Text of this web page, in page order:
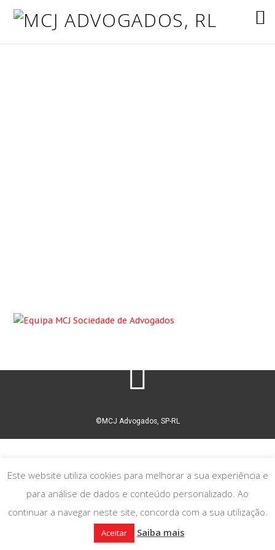
©MCJ Advogados, SP-RL
Este website utiliza cookies para melhorar a sua experiência e
para análise de dados e conteúdo personalizado. Ao
continuar a navegar neste site, concorda com a sua utilização.
Aceitar Saiba mais